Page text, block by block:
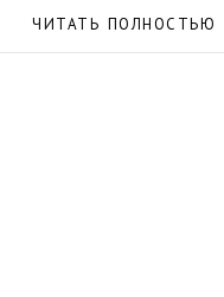
очередь
ЧИТАТЬ ПОЛНОСТЬЮ